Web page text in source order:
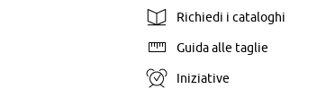
Richiedi i cataloghi
Guida alle taglie
Iniziative